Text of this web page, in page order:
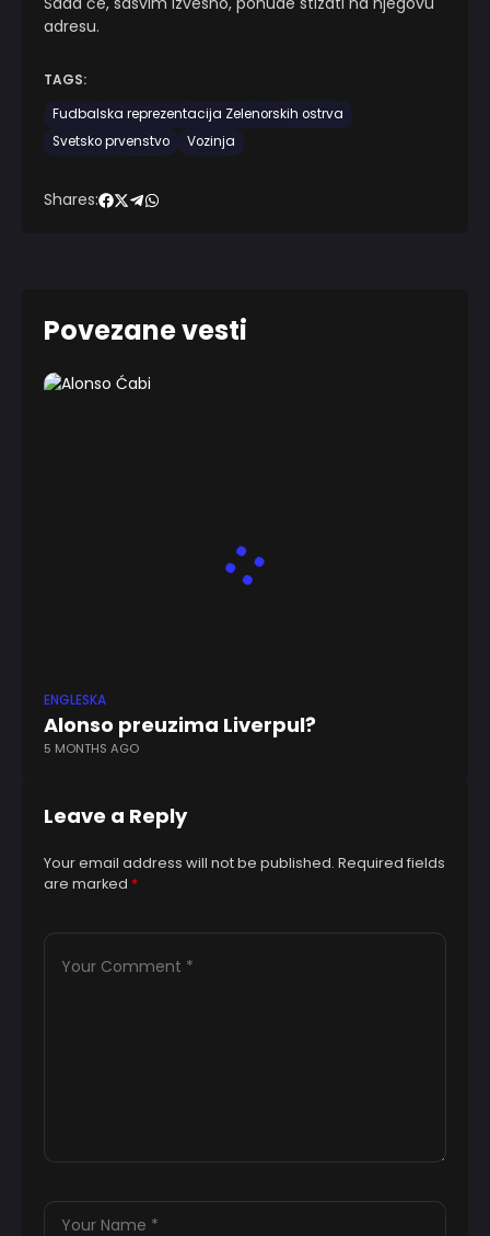
adresu.
TAGS:
Fudbalska reprezentacija Zelenorskih ostrva
Svetsko prvenstvo
Vozinja
Shares:
Povezane vesti
ENGLESKA
Alonso preuzima Liverpul?
5 MONTHS AGO
Leave a Reply
Your email address will not be published. Required fields
are marked *